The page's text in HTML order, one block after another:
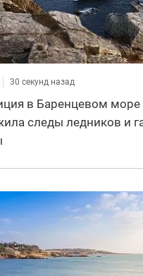
30 секунд назад
в Баренцевом море
следы ледников и